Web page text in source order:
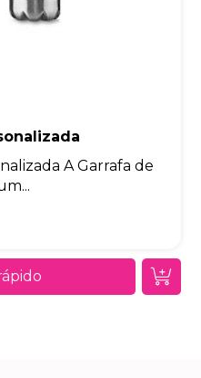
A Garrafa de